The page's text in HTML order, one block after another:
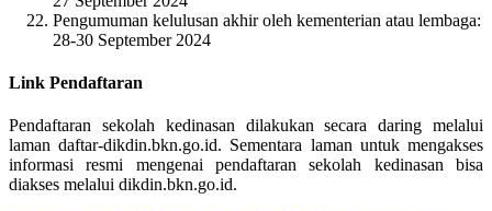
Pengumuman kelulusan akhir oleh kementerian atau lembaga:
28-30 September 2024
Link Pendaftaran
Pendaftaran sekolah kedinasan dilakukan secara daring melalui
laman daftar-dikdin.bkn.go.id. Sementara laman untuk mengakses
informasi resmi mengenai pendaftaran sekolah kedinasan bisa
diakses melalui dikdin.bkn.go.id.